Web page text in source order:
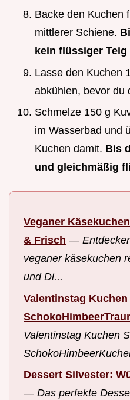
Backe den Kuchen
mittlerer Schiene.
kein flüssiger
Lasse den Kuchen
abkühlen, bevor du
Schmelze 150 g
im Wasserbad und
Kuchen damit. Bis
und gleichmäßig
Veganer
& Frisch —
veganer käsekuchen
und Di...
Valentinstag
Valentinstag Kuchen
Dessert Silvester:
— Das perfekte